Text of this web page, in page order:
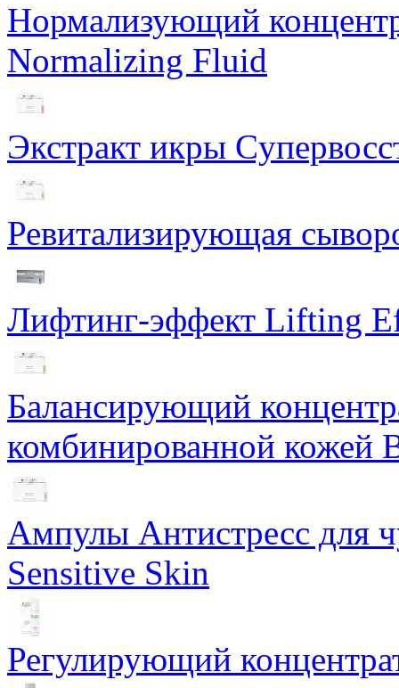
Нормализующий
Normalizing Fluid
Экстракт икры
Ревитализирующая
Лифтинг-эффект Lifting
Балансирующий
комбинированной кожей
Ампулы Антистресс для
Sensitive Skin
Регулирующий